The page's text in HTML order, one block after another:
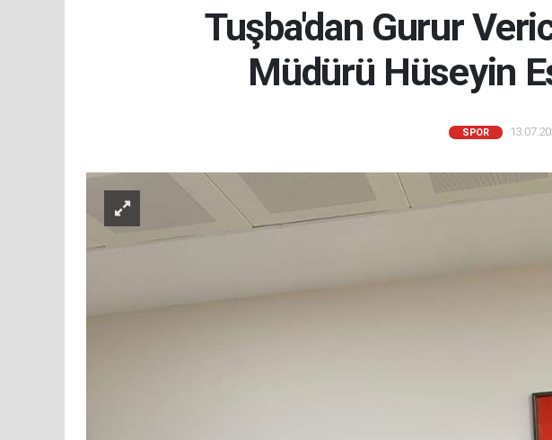
Tuşba'dan Gurur
Müdürü Hüseyin
SPOR